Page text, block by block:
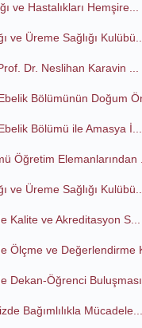
ve Hastalıkları Hemşire...
ve Üreme Sağlığı Kulübü...
Dr. Neslihan Karavin ...
Bölümünün Doğum
Bölümü ile Amasya İ...
Öğretim Elemanlarından
ve Üreme Sağlığı Kulübü...
Kalite ve Akreditasyon S...
Ölçme ve Değerlendirme
Dekan-Öğrenci Buluşması
Bağımlılıkla Mücadele...